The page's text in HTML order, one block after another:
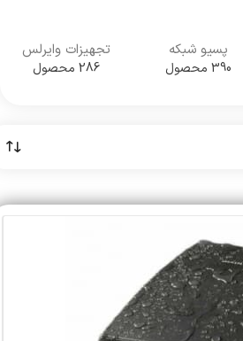
پسیو شبکه
390 محصول
تجهیزات وایرلس
286 محصول